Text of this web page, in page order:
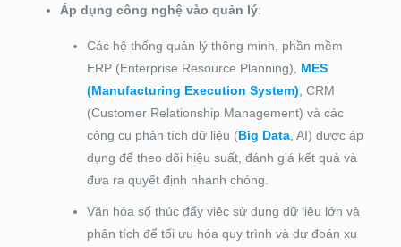
Áp dụng công nghệ vào quản lý:
Các hệ thống quản lý thông minh, phần mềm
ERP (Enterprise Resource Planning), MES
(Manufacturing Execution System) , CRM
(Customer Relationship Management) và các
công cụ phân tích dữ liệu (Big Data, AI) được áp
dụng để theo dõi hiệu suất, đánh giá kết quả và
đưa ra quyết định nhanh chóng.
Văn hóa số thúc đẩy việc sử dụng dữ liệu lớn và
phân tích để tối ưu hóa quy trình và dự đoán xu